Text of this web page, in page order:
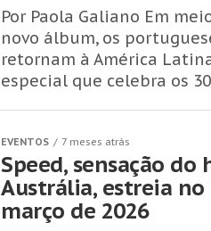
Por Paola Galiano Em
novo álbum, os
retornam à América
especial que celebra os
EVENTOS 7 meses atrás
Speed, sensação do
Austrália, estreia no
março de 2026